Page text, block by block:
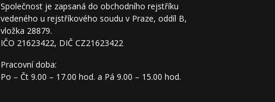
Společnost je zapsaná do obchodního rejstříku
vedeného u rejstříkového soudu v Praze, oddíl B,
vložka 28879.
IČO 21623422, DIČ CZ21623422
Pracovní doba:
Po – Čt 9.00 – 17.00 hod. a Pá 9.00 – 15.00 hod.